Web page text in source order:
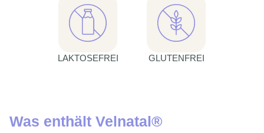
LAKTOSEFREI GLUTENFREI
Was enthält Velnatal®